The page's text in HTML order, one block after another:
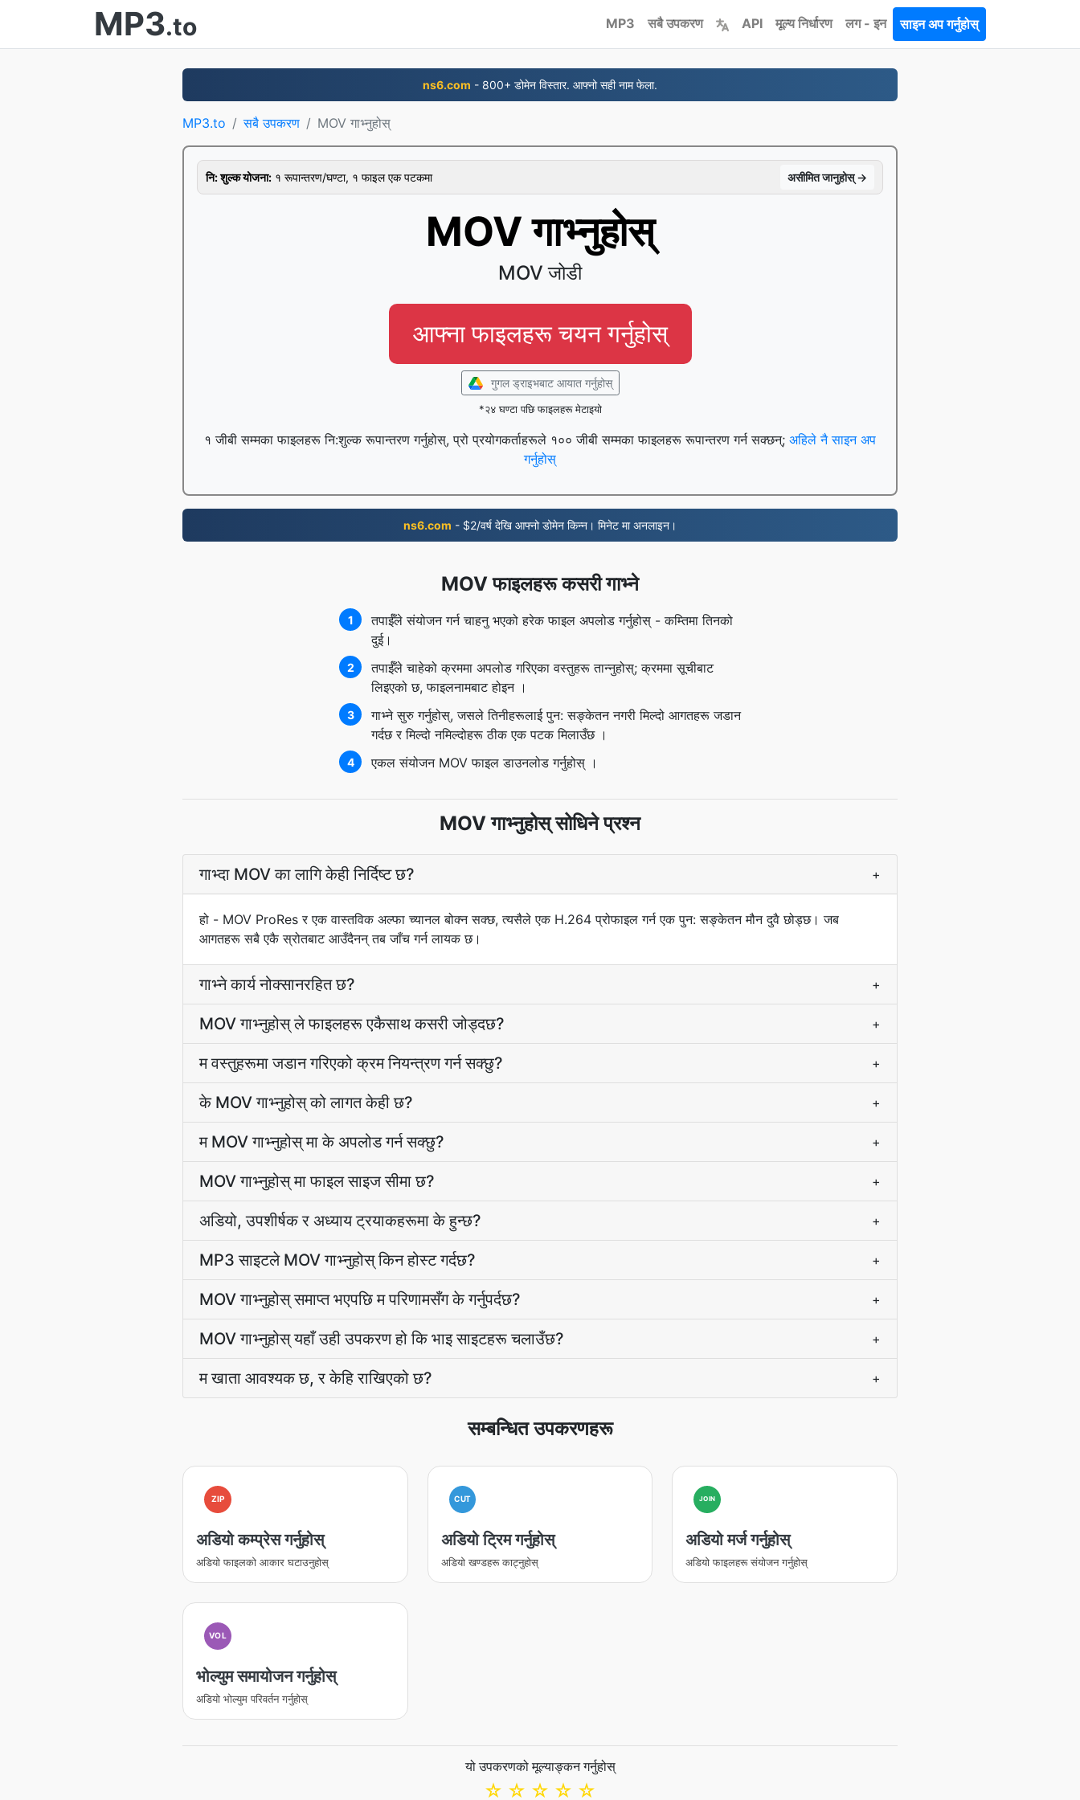
MP3.to MP3 सबै उपकरण API मूल्य निर्धारण लग - इन साइन अप गर्नुहोस्
ns6.com - 800+ डोमेन विस्तार. आफ्नो सही नाम फेला.
MP3.to सबै उपकरण MOV गाभ्नुहोस्
नि: शुल्क योजना: १ रूपान्तरण/घण्टा, १ फाइल एक पटकमा असीमित जानुहोस् →
MOV गाभ्नुहोस्
MOV जोडी
आफ्ना फाइलहरू चयन गर्नुहोस्
गुगल ड्राइभबाट आयात गर्नुहोस्
*२४ घण्टा पछि फाइलहरू मेटाइयो
१ जीबी सम्मका फाइलहरू नि:शुल्क रूपान्तरण गर्नुहोस्, प्रो प्रयोगकर्ताहरूले १०० जीबी सम्मका फाइलहरू रूपान्तरण गर्न सक्छन्; अहिले नै साइन अप
गर्नुहोस्
ns6.com - $2/वर्ष देखि आफ्नो डोमेन किन्न। मिनेट मा अनलाइन।
MOV फाइलहरू कसरी गाभ्ने
1
तपाईँले संयोजन गर्न चाहनु भएको हरेक फाइल अपलोड गर्नुहोस् - कम्तिमा तिनको
दुई।
2
तपाईँले चाहेको क्रममा अपलोड गरिएका वस्तुहरू तान्नुहोस्; क्रममा सूचीबाट
लिइएको छ, फाइलनामबाट होइन ।
3
गाभ्ने सुरु गर्नुहोस्, जसले तिनीहरूलाई पुन: सङ्केतन नगरी मिल्दो आगतहरू जडान
गर्दछ र मिल्दो नमिल्दोहरू ठीक एक पटक मिलाउँछ ।
4 एकल संयोजन MOV फाइल डाउनलोड गर्नुहोस् ।
MOV गाभ्नुहोस् सोधिने प्रश्न
गाभ्दा MOV का लागि केही निर्दिष्ट छ? +
हो - MOV ProRes र एक वास्तविक अल्फा च्यानल बोक्न सक्छ, त्यसैले एक H.264 प्रोफाइल गर्न एक पुन: सङ्केतन मौन दुवै छोड्छ। जब
आगतहरू सबै एकै स्रोतबाट आउँदैनन् तब जाँच गर्न लायक छ।
गाभ्ने कार्य नोक्सानरहित छ? +
MOV गाभ्नुहोस् ले फाइलहरू एकैसाथ कसरी जोड्दछ? +
म वस्तुहरूमा जडान गरिएको क्रम नियन्त्रण गर्न सक्छु? +
के MOV गाभ्नुहोस् को लागत केही छ? +
म MOV गाभ्नुहोस् मा के अपलोड गर्न सक्छु? +
MOV गाभ्नुहोस् मा फाइल साइज सीमा छ? +
अडियो, उपशीर्षक र अध्याय ट्रयाकहरूमा के हुन्छ? +
MP3 साइटले MOV गाभ्नुहोस् किन होस्ट गर्दछ? +
MOV गाभ्नुहोस् समाप्त भएपछि म परिणामसँग के गर्नुपर्दछ? +
MOV गाभ्नुहोस् यहाँ उही उपकरण हो कि भाइ साइटहरू चलाउँछ? +
म खाता आवश्यक छ, र केहि राखिएको छ? +
सम्बन्धित उपकरणहरू
ZIP
अडियो कम्प्रेस गर्नुहोस्
अडियो फाइलको आकार घटाउनुहोस्
CUT
अडियो ट्रिम गर्नुहोस्
अडियो खण्डहरू काट्नुहोस्
JOIN
अडियो मर्ज गर्नुहोस्
अडियो फाइलहरू संयोजन गर्नुहोस्
VOL
भोल्युम समायोजन गर्नुहोस्
अडियो भोल्युम परिवर्तन गर्नुहोस्
यो उपकरणको मूल्याङ्कन गर्नुहोस्
☆
☆
☆
☆
☆